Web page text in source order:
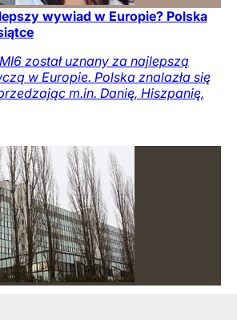
wywiad w Europie? Polska
został uznany za najlepszą
w Europie. Polska znalazła się
m.in. Danię, Hiszpanię,